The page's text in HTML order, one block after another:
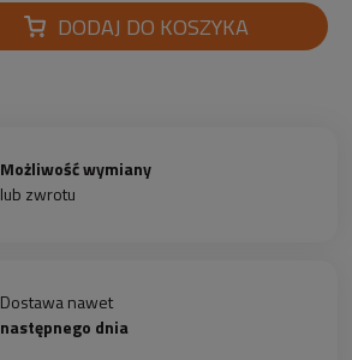
DODAJ DO KOSZYKA
Możliwość wymiany
lub zwrotu
Dostawa nawet
następnego dnia